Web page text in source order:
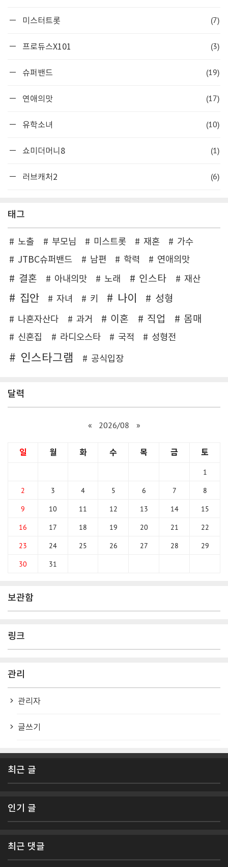
미스터트롯 (7)
프로듀스X101 (3)
슈퍼밴드 (19)
연애의맛 (17)
유학소녀 (10)
쇼미더머니8 (1)
러브캐처2 (6)
태그
노출 부모님 미스트롯 재혼
가수
JTBC슈퍼밴드
남편 학력 연애의맛
결혼 아내의맛 노래 인스타 재산
집안 자녀 키 나이 성형
나혼자산다 과거 이혼 직업 몸매
신혼집 라디오스타 국적 성형전
인스타그램 공식입장
달력
« 2026/08 »
일 월 화 수 목 금 토
1
2
3 4 5 6 7
8
9
10 11 12 13 14
15
16
17 18 19 20 21
22
23
24 25 26 27 28
29
30
31
보관함
링크
관리
관리자
글쓰기
최근 글
인기 글
최근 댓글